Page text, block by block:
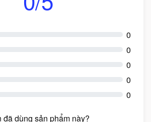
0
0
0
0
0
đã dùng sản phẩm này?